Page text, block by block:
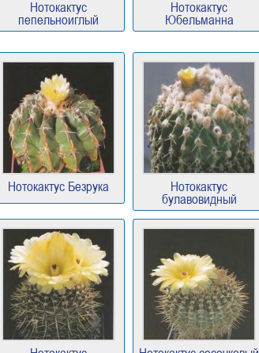
Нотокактус
пепельноиглый
Нотокактус
Юбельманна
Нотокактус Безрука Нотокактус
булавовидный